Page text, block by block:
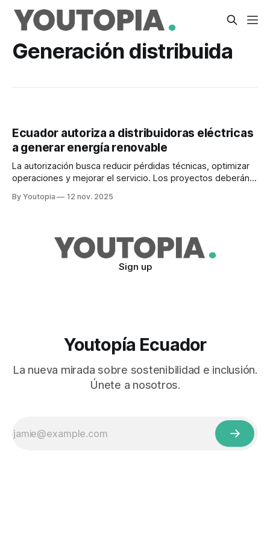
Generación distribuida
Ecuador autoriza a distribuidoras eléctricas
a generar energía renovable
La autorización busca reducir pérdidas técnicas, optimizar
operaciones y mejorar el servicio. Los proyectos deberán
By Youtopia 12 nov. 2025
Sign up
Youtopía Ecuador
La nueva mirada sobre sostenibilidad e inclusión.
Únete a nosotros.